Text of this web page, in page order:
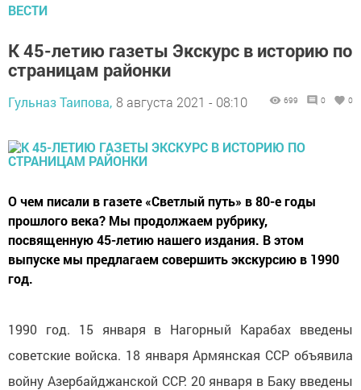
ВЕСТИ
К 45-летию газеты Экскурс в историю по
страницам районки
Гульназ Таипова, 8 августа 2021 - 08:10 699 0 0
О чем писали в газете «Светлый путь» в 80-е годы
прошлого века? Мы продолжаем рубрику,
посвященную 45-летию нашего издания. В этом
выпуске мы предлагаем совершить экскурсию в 1990
год.
1990 год. 15 января в Нагорный Карабах введены
советские войска. 18 января Армянская ССР объявила
войну Азербайджанской ССР. 20 января в Баку введены